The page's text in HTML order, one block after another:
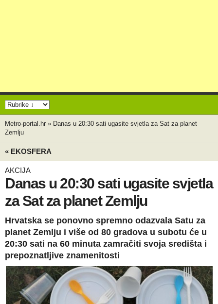
Metro-portal.hr » Danas u 20:30 sati ugasite svjetla za Sat za planet
Zemlju
« EKOSFERA
AKCIJA
Danas u 20:30 sati ugasite svjetla
za Sat za planet Zemlju
Hrvatska se ponovno spremno odazvala Satu za
planet Zemlju i više od 80 gradova u subotu će u
20:30 sati na 60 minuta zamračiti svoja središta i
prepoznatljive znamenitosti